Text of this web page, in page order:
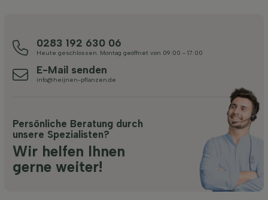
0283 192 630 06
Heute geschlossen. Montag geöffnet von 09:00 - 17:00
E-Mail senden
info@heijnen-pflanzen.de
Persönliche Beratung durch
unsere Spezialisten?
Wir helfen Ihnen
gerne weiter!